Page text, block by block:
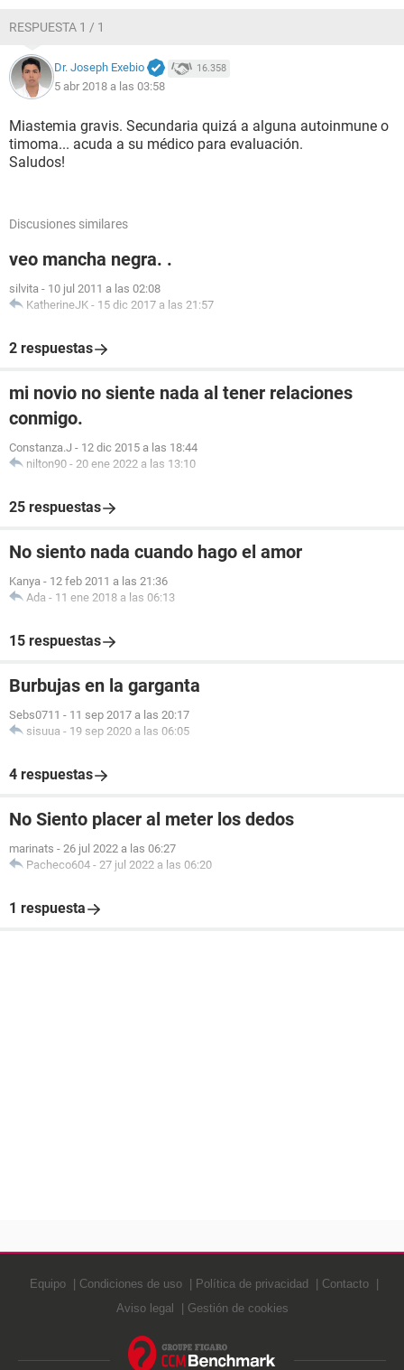
RESPUESTA 1 / 1
Dr. Joseph Exebio 16.358
5 abr 2018 a las 03:58
Miastemia gravis. Secundaria quizá a alguna autoinmune o
timoma... acuda a su médico para evaluación.
Saludos!
Discusiones similares
veo mancha negra. .
silvita - 10 jul 2011 a las 02:08
KatherineJK - 15 dic 2017 a las 21:57
2 respuestas
mi novio no siente nada al tener relaciones
conmigo.
Constanza.J - 12 dic 2015 a las 18:44
nilton90 - 20 ene 2022 a las 13:10
25 respuestas
No siento nada cuando hago el amor
Kanya - 12 feb 2011 a las 21:36
Ada - 11 ene 2018 a las 06:13
15 respuestas
Burbujas en la garganta
Sebs0711 - 11 sep 2017 a las 20:17
sisuua - 19 sep 2020 a las 06:05
4 respuestas
No Siento placer al meter los dedos
marinats - 26 jul 2022 a las 06:27
Pacheco604 - 27 jul 2022 a las 06:20
1 respuesta
Equipo Condiciones de uso Política de privacidad
Contacto
Aviso legal
Gestión de cookies